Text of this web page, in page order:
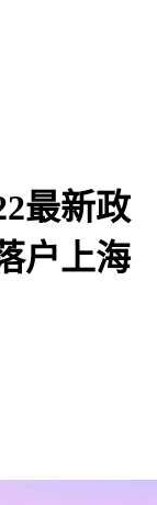
最新政
户上海